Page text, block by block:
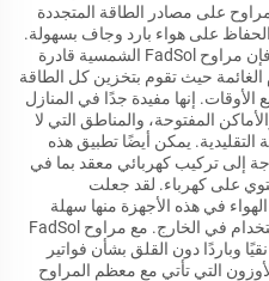
على مصادر الطاقة المتجددة
على هواء بارد وجاف بسهولة.
بفضل الألواح الشمسية عالية الكفاءة، فإن مراوح FadSol الشمسية قادرة
حيث تقوم بتخزين كل الطاقة
إنها مفيدة جدًا في المنازل
المفتوحة، والمناطق التي لا
التقليدية. يمكن أيضًا تطبيق هذه
إلى تركيب كهربائي معقد بما في
على كهرباء. لقد جعلت
في هذه الأجهزة منها سهلة
الاستخدام، خفيفة ولكن قوية جدًا للاستخدام في الخارج. مع مراوح FadSol
وباردًا دون القلق بشأن فواتير
التي تأتي مع معظم المراوح